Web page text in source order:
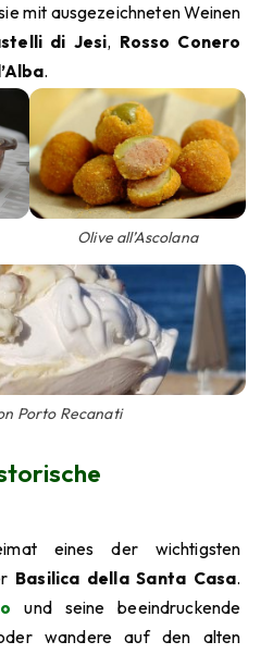
mit ausgezeichneten Weinen
di Jesi, Rosso Conero
.
Olive all’Ascolana
Porto Recanati
eines der wichtigsten
Basilica della Santa Casa.
und seine beeindruckende
wandere auf den alten